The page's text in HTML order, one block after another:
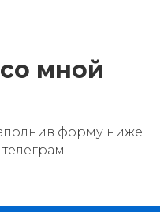
мной
форму ниже